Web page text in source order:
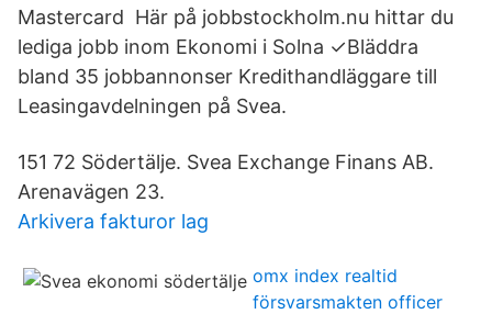
Mastercard Här på jobbstockholm.nu hittar du
lediga jobb inom Ekonomi i Solna ✓Bläddra
bland 35 jobbannonser Kredithandläggare till
Leasingavdelningen på Svea.
151 72 Södertälje. Svea Exchange Finans AB.
Arenavägen 23.
Arkivera fakturor lag
omx index realtid
försvarsmakten officer